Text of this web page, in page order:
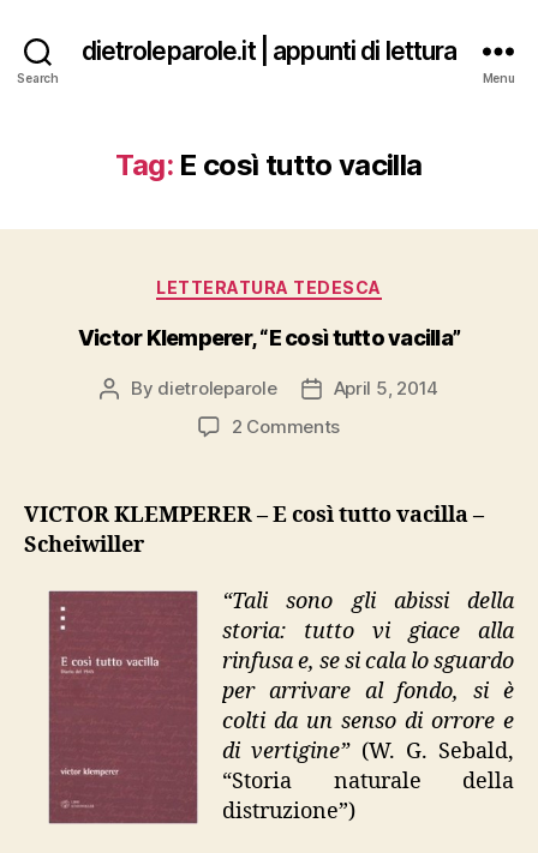
Search
dietroleparole.it | appunti di lettura
Menu
Tag: E così tutto vacilla
Categories
LETTERATURA TEDESCA
Victor Klemperer, “E così tutto vacilla”
Post
By dietroleparole
PostApril 5, 2014
2 Commentson
“E
VICTOR KLEMPERER – E così tutto vacilla –
Scheiwiller
“Tali sono gli abissi della
storia: tutto vi giace alla
rinfusa e, se si cala lo sguardo
per arrivare al fondo, si è
colti da un senso di orrore e
di vertigine”(W. G. Sebald,
“Storia naturale della
distruzione”)